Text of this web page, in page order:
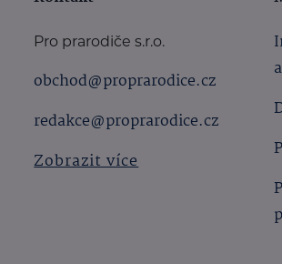
Pro prarodiče s.r.o.
obchod@proprarodice.cz
redakce@proprarodice.cz
Zobrazit více